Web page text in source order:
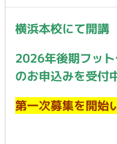
横浜本校にて開講
2026年後期フッ
のお申込みを受付
第一次募集を開始